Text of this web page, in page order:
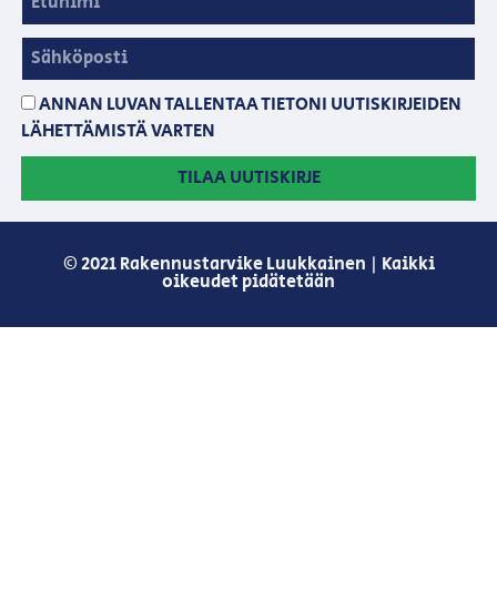
ANNAN LUVAN TALLENTAA TIETONI UUTISKIRJEIDEN
LÄHETTÄMISTÄ VARTEN
TILAA UUTISKIRJE
© 2021 Rakennustarvike Luukkainen | Kaikki
oikeudet pidätetään